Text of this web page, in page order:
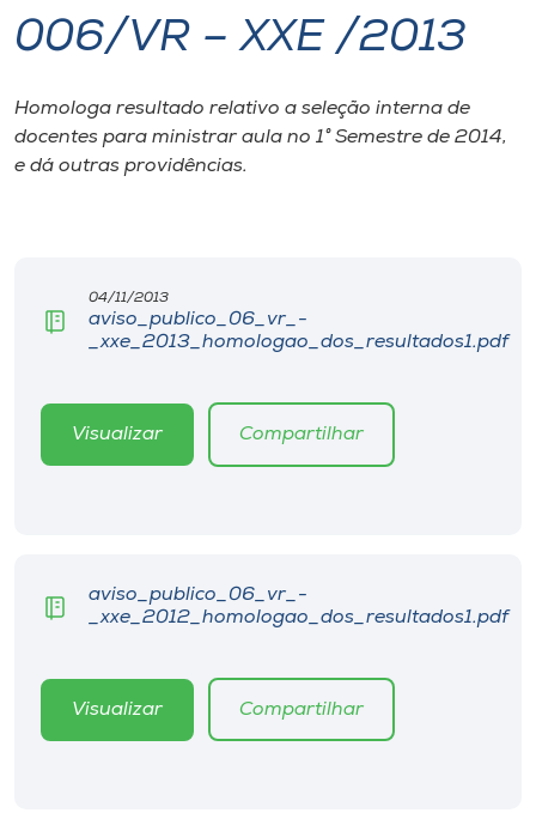
I.nova
Diplomados
Biblioteca
Editora
Unoesc
006/VR – XXE /2013
Homologa resultado relativo a seleção interna de
docentes para ministrar aula no 1° Semestre de 2014,
e dá outras providências.
04/11/2013
aviso_publico_06_vr_-
_xxe_2013_homologao_dos_resultados1.pdf
Visualizar Compartilhar
aviso_publico_06_vr_-
_xxe_2012_homologao_dos_resultados1.pdf
Visualizar Compartilhar